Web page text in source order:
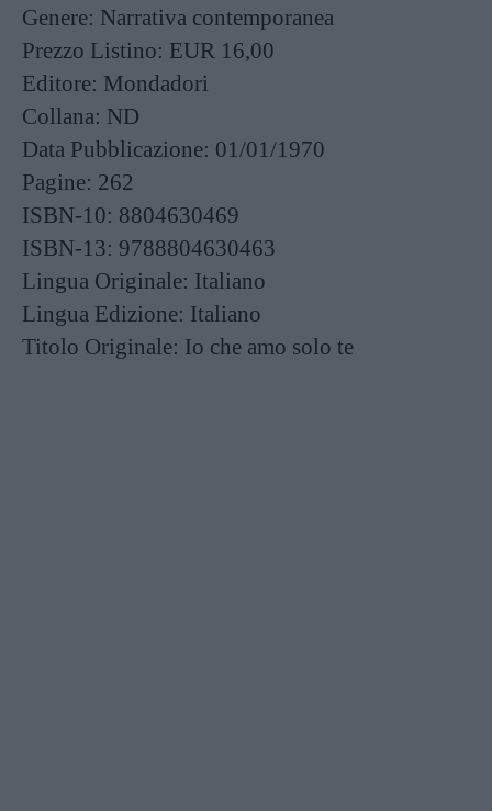
Genere: Narrativa contemporanea
Prezzo Listino: EUR 16,00
Editore: Mondadori
Collana: ND
Data Pubblicazione: 01/01/1970
Pagine: 262
ISBN-10: 8804630469
ISBN-13: 9788804630463
Lingua Originale: Italiano
Lingua Edizione: Italiano
Titolo Originale: Io che amo solo te